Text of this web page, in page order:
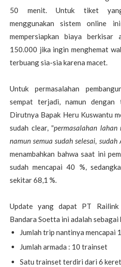
50 menit. Untuk tiket yang
menggunakan sistem online
mempersiapkan biaya
150.000 jika ingin menghemat
terbuang sia-sia karena macet.
Untuk permasalahan
sempat terjadi, namun
Dirutnya Bapak Heru Kuswantu
sudah clear, "permasalahan lahan
namun semua sudah selesai, sudah
menambahkan bahwa saat ini
sudah mencapai 40 %,
sekitar 68,1 %.
Update yang dapat PT Railink
Bandara Soetta ini adalah sebagai
Jumlah trip nantinya mencapai
Jumlah armada : 10 trainset
Satu trainset terdiri dari 6